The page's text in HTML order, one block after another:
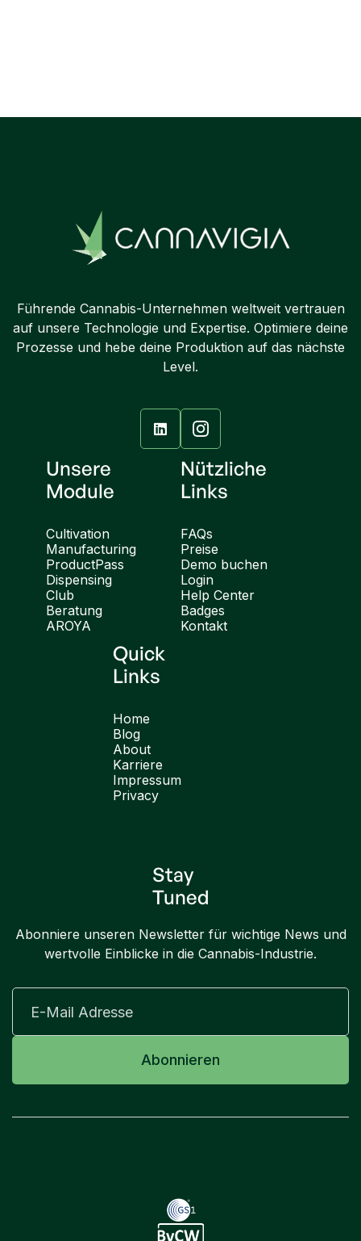
Führende Cannabis-Unternehmen weltweit vertrauen
auf unsere Technologie und Expertise. Optimiere deine
Prozesse und hebe deine Produktion auf das nächste
Level.

Unsere
Module
Cultivation
Manufacturing
ProductPass
Dispensing
Club
Beratung
AROYA
Nützliche
Links
FAQs
Preise
Demo buchen
Login
Help Center
Badges
Kontakt
Quick
Links
Home
Blog
About
Karriere
Impressum
Privacy
Stay
Tuned
Abonniere unseren Newsletter für wichtige News und
wertvolle Einblicke in die Cannabis-Industrie.